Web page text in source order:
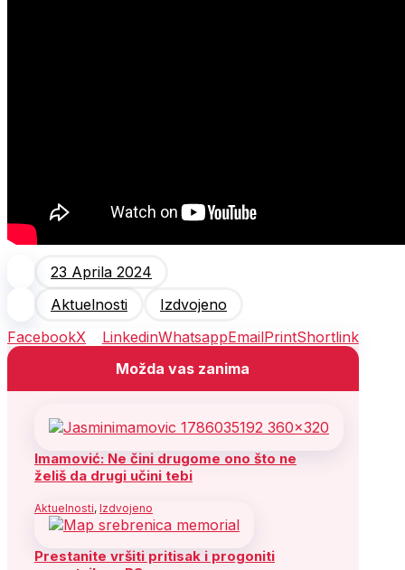
23 Aprila 2024
Aktuelnosti
Izdvojeno
FacebookX LinkedinWhatsappEmailPrintShortlink
Možda vas zanima
Imamović: Ne čini drugome ono što ne
želiš da drugi učini tebi
Aktuelnosti, Izdvojeno
Prestanite vršiti pritisak i progoniti